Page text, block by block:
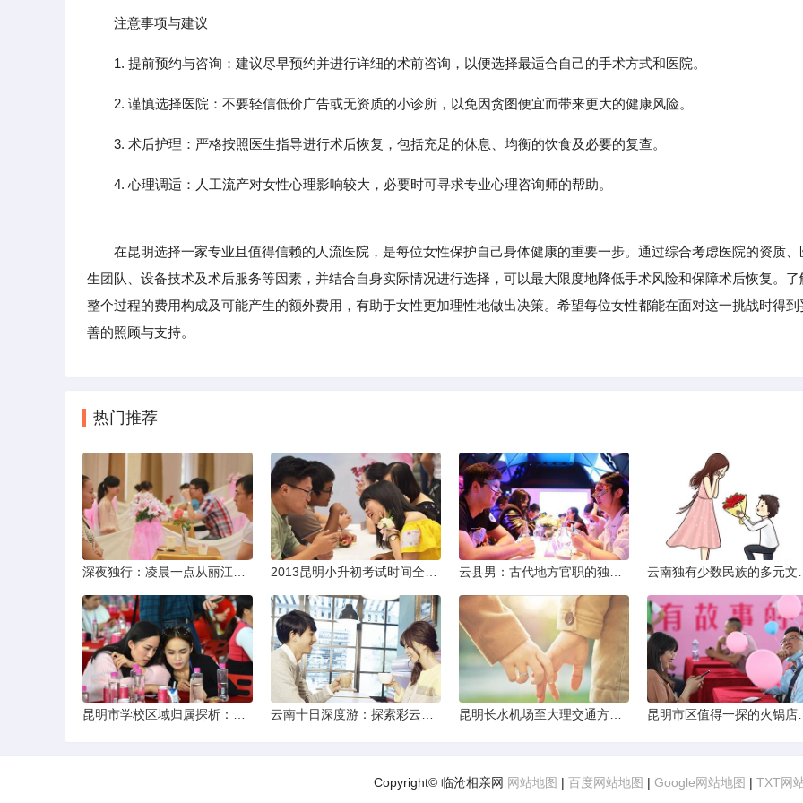
注意事项与建议
1. 提前预约与咨询：建议尽早预约并进行详细的术前咨询，以便选择最适合自己的手术方式和医院。
2. 谨慎选择医院：不要轻信低价广告或无资质的小诊所，以免因贪图便宜而带来更大的健康风险。
3. 术后护理：严格按照医生指导进行术后恢复，包括充足的休息、均衡的饮食及必要的复查。
4. 心理调适：人工流产对女性心理影响较大，必要时可寻求专业心理咨询师的帮助。
在昆明选择一家专业且值得信赖的人流医院，是每位女性保护自己身体健康的重要一步。通过综合考虑医院的资质、
生团队、设备技术及术后服务等因素，并结合自身实际情况进行选择，可以最大限度地降低手术风险和保障术后恢复。了
整个过程的费用构成及可能产生的额外费用，有助于女性更加理性地做出决策。希望每位女性都能在面对这一挑战时得到
善的照顾与支持。
热门推荐
Copyright© 临沧相亲网 网站地图 | 百度网站地图 | Google网站地图 | TXT网